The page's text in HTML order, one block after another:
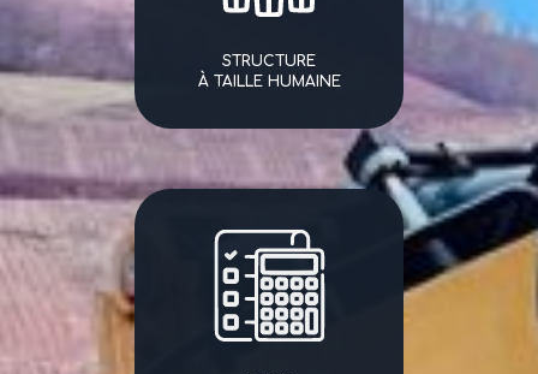
STRUCTURE
À TAILLE HUMAINE